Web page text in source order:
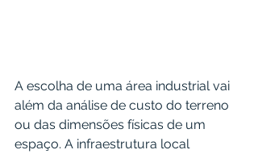
A escolha de uma área industrial vai
além da análise de custo do terreno
ou das dimensões físicas de um
espaço. A infraestrutura local